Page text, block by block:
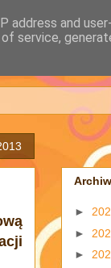
►
►
►
address and
service,